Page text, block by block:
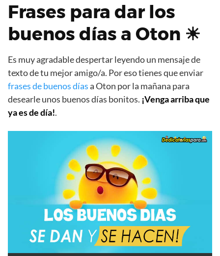
Frases para dar los
buenos días a Oton ☀
Es muy agradable despertar leyendo un mensaje de
texto de tu mejor amigo/a. Por eso tienes que enviar
frases de buenos díasa Oton por la mañana para
desearle unos buenos días bonitos. ¡Venga arriba que
ya es de día!.